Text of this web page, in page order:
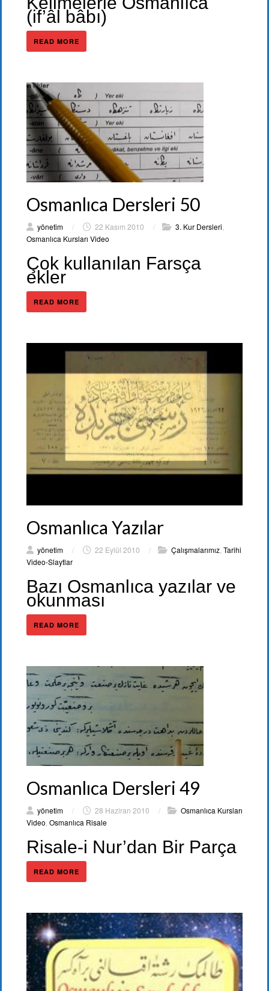
(if’âl bâbı)
READ MORE
Osmanlıca Dersleri 50
yönetim / 22 Kasım 2010 / 3. Kur Dersleri
Osmanlıca Kursları Video
Çok kullanılan Farsça
ekler
READ MORE
Osmanlıca Yazılar
yönetim / 22 Eylül 2010 / Çalışmalarımız Tarihi
Video-Slaytlar
Bazı Osmanlıca yazılar ve
okunması
READ MORE
Osmanlıca Dersleri 49
yönetim / 28 Haziran 2010 /
Osmanlıca Kursları
Video Osmanlıca Risale
Risale-i Nur’dan Bir Parça
READ MORE